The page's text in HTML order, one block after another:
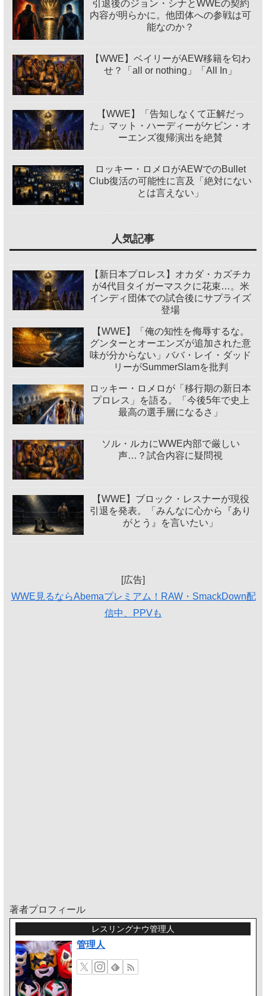
引退後のジョン・シナとWWEの契約
内容が明らかに。他団体への参戦は可
能なのか？
【WWE】ベイリーがAEW移籍を匂わ
せ？「all or nothing」「All In」
【WWE】「告知しなくて正解だっ
た」マット・ハーディーがケビン・オ
ーエンズ復帰演出を絶賛
ロッキー・ロメロがAEWでのBullet
Club復活の可能性に言及「絶対にない
とは言えない」
人気記事
【新日本プロレス】オカダ・カズチカ
が4代目タイガーマスクに花束…。米
インディ団体での試合後にサプライズ
登場
【WWE】「俺の知性を侮辱するな。
グンターとオーエンズが追加された意
味が分からない」ババ・レイ・ダッド
リーがSummerSlamを批判
ロッキー・ロメロが「移行期の新日本
プロレス」を語る。「今後5年で史上
最高の選手層になるさ」
ソル・ルカにWWE内部で厳しい
声…？試合内容に疑問視
【WWE】ブロック・レスナーが現役
引退を発表。「みんなに心から『あり
がとう』を言いたい」
[広告]
WWE見るならAbemaプレミアム！RAW・SmackDown配
信中、PPVも
著者プロフィール
レスリングナウ管理人
管理人